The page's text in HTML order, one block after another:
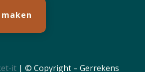
it | © Copyright – Gerrekens